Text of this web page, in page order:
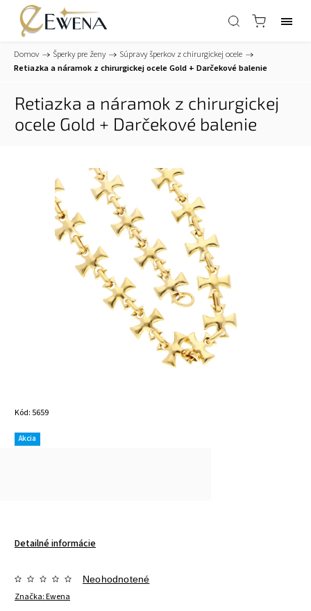
Domov / Šperky pre ženy / Súpravy šperkov z chirurgickej ocele /
Retiazka a náramok z chirurgickej ocele Gold + Darčekové balenie
Retiazka a náramok z chirurgickej
ocele Gold + Darčekové balenie
Kód: 5659
Akcia
Detailné informácie
Značka:Ewena
Neohodnotené